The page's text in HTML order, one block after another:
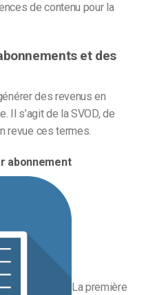
de contenu pour la
et des
des revenus en
Il s’agit de la SVOD, de
revue ces termes.
abonnement
La première